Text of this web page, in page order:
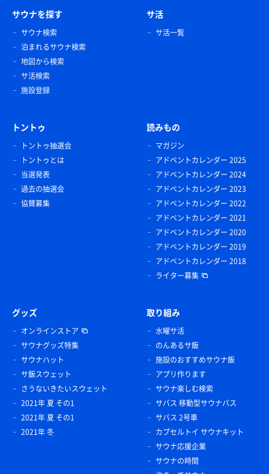
サウナを探す
サウナ検索
泊まれるサウナ検索
地図から検索
サ活検索
施設登録
サ活
サ活一覧
トントゥ
トントゥ抽選会
トントゥとは
当選発表
過去の抽選会
協賛募集
読みもの
マガジン
アドベントカレンダー 2025
アドベントカレンダー 2024
アドベントカレンダー 2023
アドベントカレンダー 2022
アドベントカレンダー 2021
アドベントカレンダー 2020
アドベントカレンダー 2019
アドベントカレンダー 2018
ライター募集
グッズ
オンラインストア
サウナグッズ特集
サウナハット
サ飯スウェット
さうないきたいスウェット
2021年 夏 その1
2021年 夏 その1
2021年 冬
取り組み
水曜サ活
のんあるサ飯
施設のおすすめサウナ飯
アプリ作ります
サウナ楽しむ検索
サバス 移動型サウナバス
サバス 2号車
カプセルトイ サウナキット
サウナ応援企業
サウナの時間